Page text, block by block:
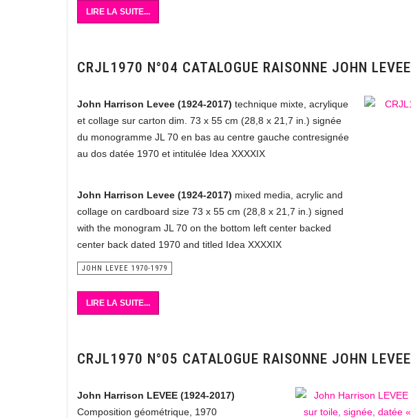
LIRE LA SUITE...
CRJL1970 N°04 CATALOGUE RAISONNE JOHN LEVEE
John Harrison Levee (1924-2017) technique mixte, acrylique
et collage sur carton dim. 73 x 55 cm (28,8 x 21,7 in.) signée
du monogramme JL 70 en bas au centre gauche contresignée
au dos datée 1970 et intitulée Idea XXXXIX
John Harrison Levee (1924-2017) mixed media, acrylic and
collage on cardboard size 73 x 55 cm (28,8 x 21,7 in.) signed
with the monogram JL 70 on the bottom left center backed
center back dated 1970 and titled Idea XXXXIX
JOHN LEVEE 1970-1979
LIRE LA SUITE...
CRJL1970 N°05 CATALOGUE RAISONNE JOHN LEVEE
John Harrison LEVEE (1924-2017)
Composition géométrique, 1970